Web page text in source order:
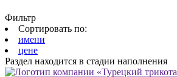
Фильтр
Сортировать по:
имени
цене
Раздел находится в стадии наполнения